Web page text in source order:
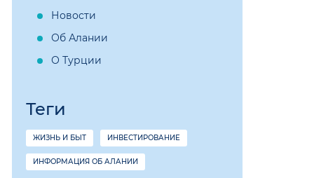
Новости
Об Алании
О Турции
Теги
ЖИЗНЬ И БЫТ ИНВЕСТИРОВАНИЕ
ИНФОРМАЦИЯ ОБ АЛАНИИ